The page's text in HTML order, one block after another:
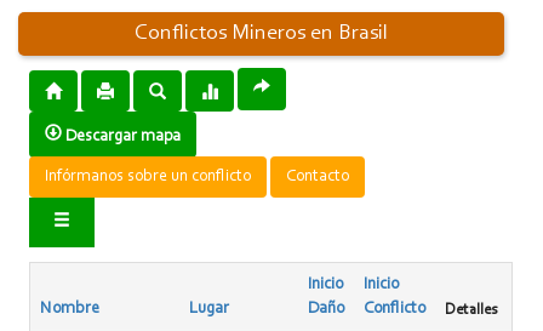
Conflictos Mineros en Brasil
Descargar mapa
Infórmanos sobre un conflicto Contacto
Nombre Lugar
Inicio
Daño
Inicio
Conflicto
Detalles